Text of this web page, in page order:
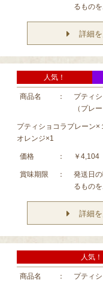
るもの
詳細
人気！
商品名 ：
プティ
（プレ
プティショコラプレーン×
オレンジ×1
価格 ： ￥4,104
賞味期限 ：
発送日
るもの
詳細
人気！
商品名 ：
プティ